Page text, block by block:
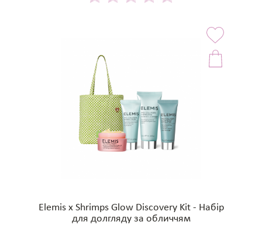
Elemis x Shrimps Glow Discovery Kit - Набір
для долгляду за обличчям